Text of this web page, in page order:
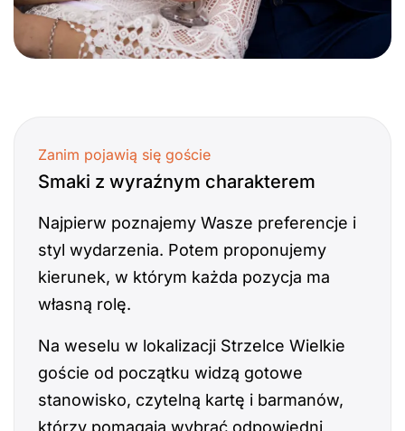
Zanim pojawią się goście
Smaki z wyraźnym charakterem
Najpierw poznajemy Wasze preferencje i
styl wydarzenia. Potem proponujemy
kierunek, w którym każda pozycja ma
własną rolę.
Na weselu w lokalizacji Strzelce Wielkie
goście od początku widzą gotowe
stanowisko, czytelną kartę i barmanów,
którzy pomagają wybrać odpowiedni